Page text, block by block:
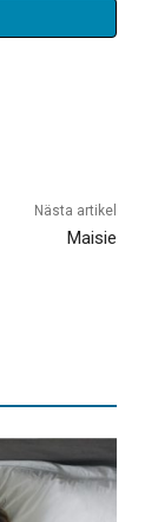
Nästa artikel
Maisie